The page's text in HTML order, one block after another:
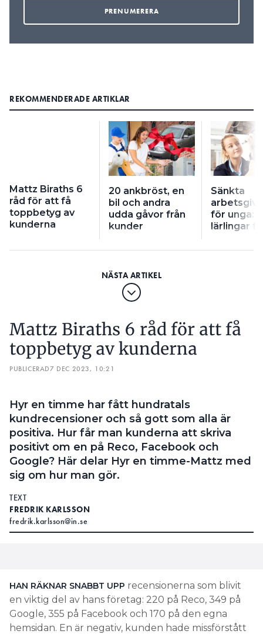
REKOMMENDERADE ARTIKLAR
Mattz Biraths 6
råd för att få
toppbetyg av
kunderna
20 ankbröst, en
bil och andra
udda gåvor från
kunder
Sänkta
för unga:
lärlingar
Mattz Biraths 6 råd för att få
toppbetyg av kunderna
PUBLICERAD7 DEC 2023, 10:21
Hyr en timme har fått hundratals
kundrecensioner och så gott som alla är
positiva. Hur får man kunderna att skriva
positivt om en på Reco, Facebook och
Google? Här delar Hyr en timme-Mattz med
sig om hur man gör.
TEXT
FREDRIK KARLSSON
fredrik.karlsson@in.se
HAN RÄKNAR SNABBT UPP recensionerna som blivit
en viktig del av hans företag: 220 på Reco, 349 på
Google, 355 på Facebook och 170 på den egna
hemsidan. En är negativ, kunden hade missförstått